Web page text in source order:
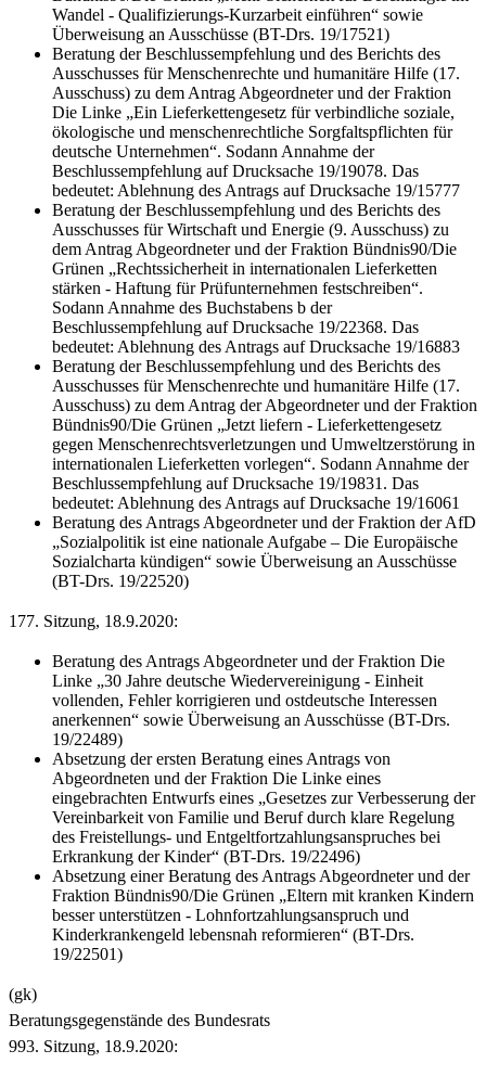
Wandel - Qualifizierungs-Kurzarbeit einführen“ sowie
Überweisung an Ausschüsse (BT-Drs. 19/17521)
Beratung der Beschlussempfehlung und des Berichts des
Ausschusses für Menschenrechte und humanitäre Hilfe (17.
Ausschuss) zu dem Antrag Abgeordneter und der Fraktion
Die Linke „Ein Lieferkettengesetz für verbindliche soziale,
ökologische und menschenrechtliche Sorgfaltspflichten für
deutsche Unternehmen“. Sodann Annahme der
Beschlussempfehlung auf Drucksache 19/19078. Das
bedeutet: Ablehnung des Antrags auf Drucksache 19/15777
Beratung der Beschlussempfehlung und des Berichts des
Ausschusses für Wirtschaft und Energie (9. Ausschuss) zu
dem Antrag Abgeordneter und der Fraktion Bündnis90/Die
Grünen „Rechtssicherheit in internationalen Lieferketten
stärken - Haftung für Prüfunternehmen festschreiben“.
Sodann Annahme des Buchstabens b der
Beschlussempfehlung auf Drucksache 19/22368. Das
bedeutet: Ablehnung des Antrags auf Drucksache 19/16883
Beratung der Beschlussempfehlung und des Berichts des
Ausschusses für Menschenrechte und humanitäre Hilfe (17.
Ausschuss) zu dem Antrag der Abgeordneter und der Fraktion
Bündnis90/Die Grünen „Jetzt liefern - Lieferkettengesetz
gegen Menschenrechtsverletzungen und Umweltzerstörung in
internationalen Lieferketten vorlegen“. Sodann Annahme der
Beschlussempfehlung auf Drucksache 19/19831. Das
bedeutet: Ablehnung des Antrags auf Drucksache 19/16061
Beratung des Antrags Abgeordneter und der Fraktion der AfD
„Sozialpolitik ist eine nationale Aufgabe – Die Europäische
Sozialcharta kündigen“ sowie Überweisung an Ausschüsse
(BT-Drs. 19/22520)
177. Sitzung, 18.9.2020:
Beratung des Antrags Abgeordneter und der Fraktion Die
Linke „30 Jahre deutsche Wiedervereinigung - Einheit
vollenden, Fehler korrigieren und ostdeutsche Interessen
anerkennen“ sowie Überweisung an Ausschüsse (BT-Drs.
19/22489)
Absetzung der ersten Beratung eines Antrags von
Abgeordneten und der Fraktion Die Linke eines
eingebrachten Entwurfs eines „Gesetzes zur Verbesserung der
Vereinbarkeit von Familie und Beruf durch klare Regelung
des Freistellungs- und Entgeltfortzahlungsanspruches bei
Erkrankung der Kinder“ (BT-Drs. 19/22496)
Absetzung einer Beratung des Antrags Abgeordneter und der
Fraktion Bündnis90/Die Grünen „Eltern mit kranken Kindern
besser unterstützen - Lohnfortzahlungsanspruch und
Kinderkrankengeld lebensnah reformieren“ (BT-Drs.
19/22501)
(gk)
Beratungsgegenstände des Bundesrats
993. Sitzung, 18.9.2020: